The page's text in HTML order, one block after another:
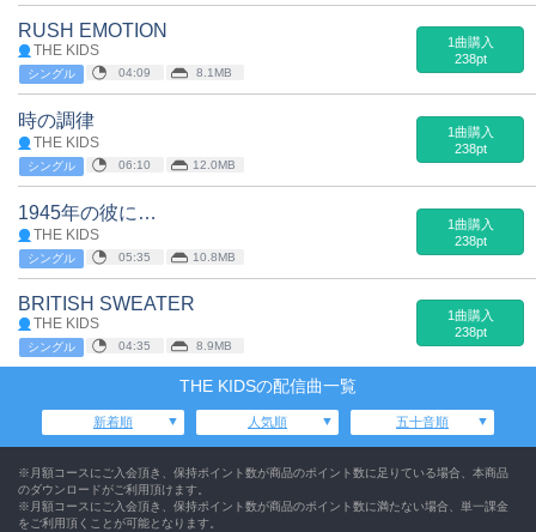
RUSH EMOTION
THE KIDS
シングル 04:09 8.1MB
1曲購入
238pt
時の調律
THE KIDS
シングル 06:10 12.0MB
1曲購入
238pt
1945年の彼に…
THE KIDS
シングル 05:35 10.8MB
1曲購入
238pt
BRITISH SWEATER
THE KIDS
シングル 04:35 8.9MB
1曲購入
238pt
THE KIDSの配信曲一覧
新着順 人気順 五十音順
※月額コースにご入会頂き、保持ポイント数が商品のポイント数に足りている場合、本商品
のダウンロードがご利用頂けます。
※月額コースにご入会頂き、保持ポイント数が商品のポイント数に満たない場合、単一課金
をご利用頂くことが可能となります。